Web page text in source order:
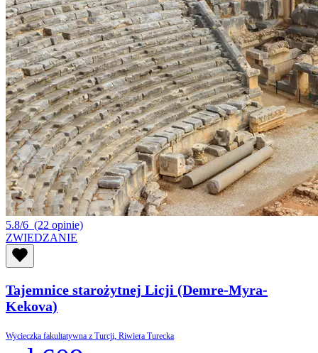
5.8/6 (22 opinie)
ZWIEDZANIE
Tajemnice starożytnej Licji (Demre-Myra-
Kekova)
Wycieczka fakultatywna z Turcji, Riwiera Turecka